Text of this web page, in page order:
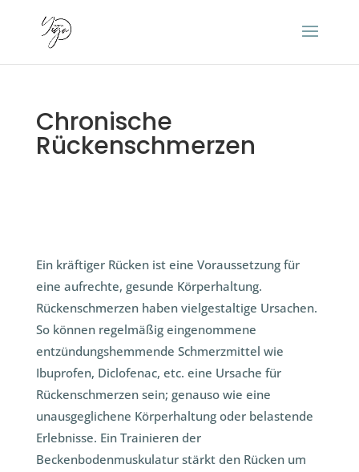
Chronische
Rückenschmerzen
Ein kräftiger Rücken ist eine Voraussetzung für
eine aufrechte, gesunde Körperhaltung.
Rückenschmerzen haben vielgestaltige Ursachen.
So können regelmäßig eingenommene
entzündungshemmende Schmerzmittel wie
Ibuprofen, Diclofenac, etc. eine Ursache für
Rückenschmerzen sein; genauso wie eine
unausgeglichene Körperhaltung oder belastende
Erlebnisse. Ein Trainieren der
Beckenbodenmuskulatur stärkt den Rücken um